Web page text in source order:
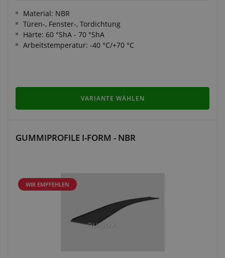
Material: NBR
Türen-, Fenster-, Tordichtung
Härte: 60 °ShA - 70 °ShA
Arbeitstemperatur: -40 °C/+70 °C
VARIANTE WÄHLEN
GUMMIPROFILE I-FORM - NBR
WIR EMPFEHLEN